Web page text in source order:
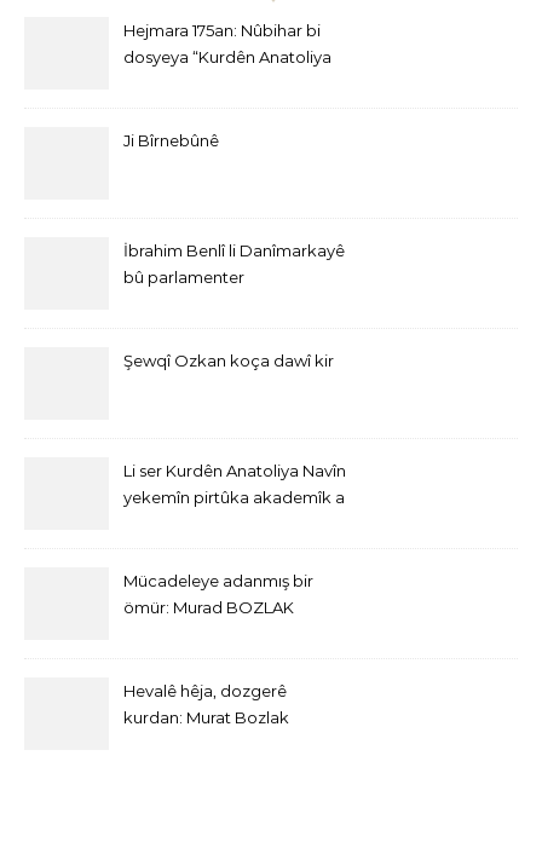
Hejmara 175an: Nûbihar bi
dosyeya “Kurdên Anatoliya
Ji Bîrnebûnê
İbrahim Benlî li Danîmarkayê
bû parlamenter
Şewqî Ozkan koça dawî kir
Li ser Kurdên Anatoliya Navîn
yekemîn pirtûka akademîk a
Mücadeleye adanmış bir
ömür: Murad BOZLAK
Hevalê hêja, dozgerê
kurdan: Murat Bozlak